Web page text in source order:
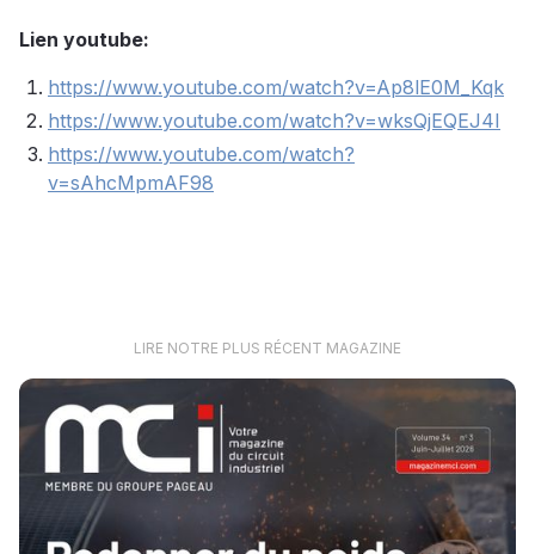
Lien youtube:
https://www.youtube.com/watch?v=Ap8lE0M_Kqk
https://www.youtube.com/watch?v=wksQjEQEJ4I
https://www.youtube.com/watch?
v=sAhcMpmAF98
LIRE NOTRE PLUS RÉCENT MAGAZINE